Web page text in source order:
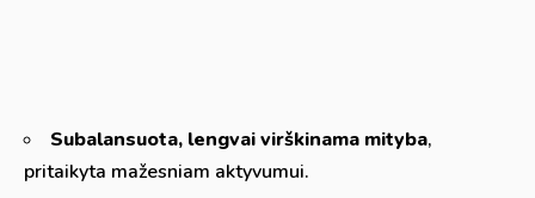
Subalansuota, lengvai virškinama mityba,
pritaikyta mažesniam aktyvumui.